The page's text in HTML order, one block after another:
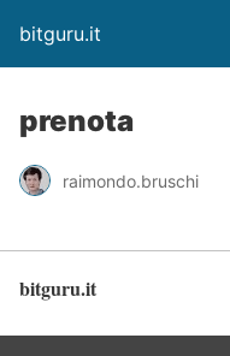
bitguru.it
prenota
raimondo.bruschi
bitguru.it